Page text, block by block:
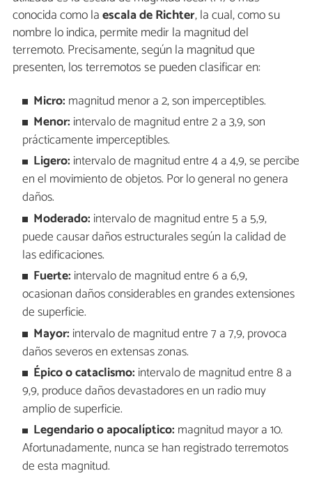
conocida como laescala de Richter, la cual, como su
nombre lo indica, permite medir la magnitud del
terremoto. Precisamente, según la magnitud que
presenten, los terremotos se pueden clasificar en:
Micro: magnitud menor a 2, son imperceptibles.
Menor: intervalo de magnitud entre 2 a 3,9, son
prácticamente imperceptibles.
Ligero: intervalo de magnitud entre 4 a 4,9, se percibe
en el movimiento de objetos. Por lo general no genera
daños.
Moderado: intervalo de magnitud entre 5 a 5,9,
puede causar daños estructurales según la calidad de
las edificaciones.
Fuerte: intervalo de magnitud entre 6 a 6,9,
ocasionan daños considerables en grandes extensiones
de superficie.
Mayor: intervalo de magnitud entre 7 a 7,9, provoca
daños severos en extensas zonas.
Épico o cataclismo: intervalo de magnitud entre 8 a
9,9, produce daños devastadores en un radio muy
amplio de superficie.
Legendario o apocalíptico: magnitud mayor a 10.
Afortunadamente, nunca se han registrado terremotos
de esta magnitud.